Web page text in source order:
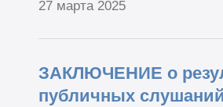
27 марта 2025
ЗАКЛЮЧЕНИЕ о
публичных